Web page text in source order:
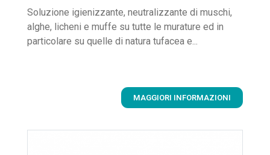
Soluzione igienizzante, neutralizzante di muschi,
alghe, licheni e muffe su tutte le murature ed in
particolare su quelle di natura tufacea e...
MAGGIORI INFORMAZIONI